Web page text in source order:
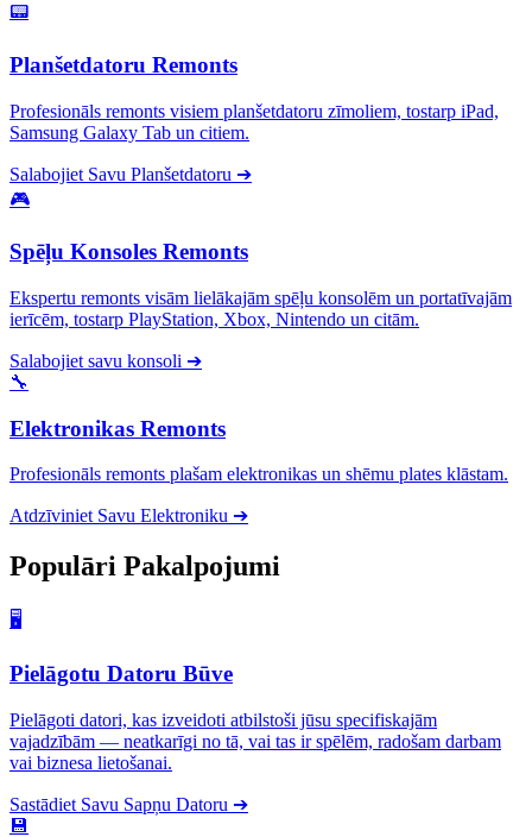
📟
Planšetdatoru Remonts
Profesionāls remonts visiem planšetdatoru zīmoliem, tostarp iPad,
Samsung Galaxy Tab un citiem.
Salabojiet Savu Planšetdatoru ➔
🎮
Spēļu Konsoles Remonts
Ekspertu remonts visām lielākajām spēļu konsolēm un portatīvajām
ierīcēm, tostarp PlayStation, Xbox, Nintendo un citām.
Salabojiet savu konsoli ➔
🔧
Elektronikas Remonts
Profesionāls remonts plašam elektronikas un shēmu plates klāstam.
Atdzīviniet Savu Elektroniku ➔
Populāri Pakalpojumi
🖥️
Pielāgotu Datoru Būve
Pielāgoti datori, kas izveidoti atbilstoši jūsu specifiskajām
vajadzībām — neatkarīgi no tā, vai tas ir spēlēm, radošam darbam
vai biznesa lietošanai.
Sastādiet Savu Sapņu Datoru ➔
💾